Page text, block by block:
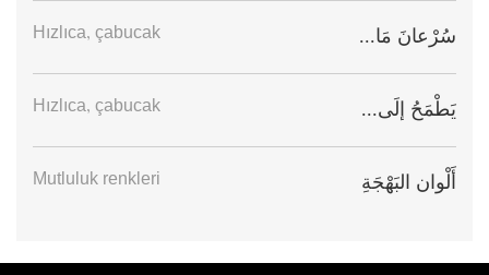
سُرْعانَ مَا... Hızlıca, çabucak
يَطْمَحُ إلَى... Hızlıca, çabucak
أَلْوان البَهْجَةِ Mutluluk renkleri